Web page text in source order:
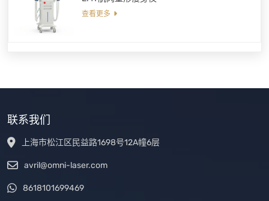
查看更多
联系我们
上海市松江区民益路1698号12A幢6层
avril@omni-laser.com
8618101699469